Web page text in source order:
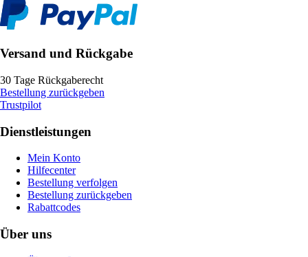
Versand und Rückgabe
30 Tage Rückgaberecht
Bestellung zurückgeben
Trustpilot
Dienstleistungen
Mein Konto
Hilfecenter
Bestellung verfolgen
Bestellung zurückgeben
Rabattcodes
Über uns